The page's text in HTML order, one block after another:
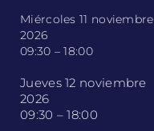
Miércoles 11 noviembre
2026
09:30 – 18:00
Jueves 12 noviembre
2026
09:30 – 18:00